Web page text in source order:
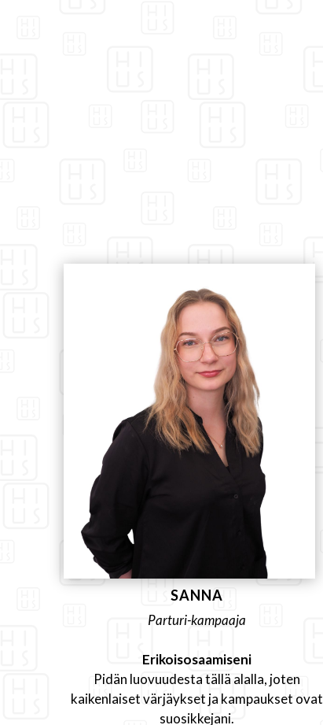
SANNA
Parturi-kampaaja
Erikoisosaamiseni
Pidän luovuudesta tällä alalla, joten
kaikenlaiset värjäykset ja kampaukset ovat
suosikkejani.